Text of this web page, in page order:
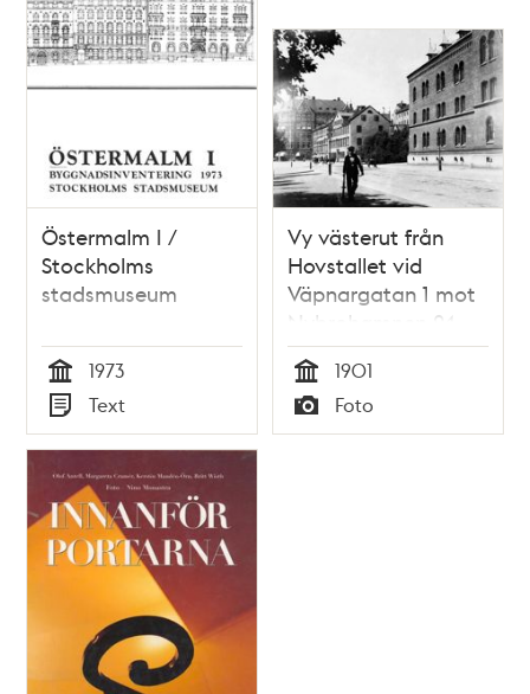
Östermalm I /
Stockholms
stadsmuseum
Tid
1973
Typ
Text
Vy västerut från
Hovstallet vid
Väpnargatan 1 mot
Nybrohamnen 24
(Källaren Flaggen)
och Nybrogatan 1 i
fonden. Nuvarande
Nybroplan med
Tid
1901
Typ
Foto